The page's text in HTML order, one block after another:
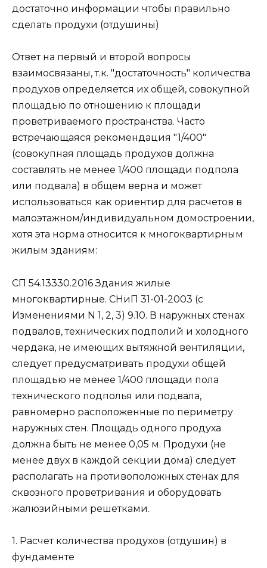
достаточно информации чтобы правильно
сделать продухи (отдушины)
Ответ на первый и второй вопросы
взаимосвязаны, т.к. "достаточность" количества
продухов определяется их общей, совокупной
площадью по отношению к площади
проветриваемого пространства. Часто
встречающаяся рекомендация "1/400"
(совокупная площадь продухов должна
составлять не менее 1/400 площади подпола
или подвала) в общем верна и может
использоваться как ориентир для расчетов в
малоэтажном/индивидуальном домостроении,
хотя эта норма относится к многоквартирным
жилым зданиям:
СП 54.13330.2016 Здания жилые
многоквартирные. СНиП 31-01-2003 (с
Изменениями N 1, 2, 3) 9.10. В наружных стенах
подвалов, технических подполий и холодного
чердака, не имеющих вытяжной вентиляции,
следует предусматривать продухи общей
площадью не менее 1/400 площади пола
технического подполья или подвала,
равномерно расположенные по периметру
наружных стен. Площадь одного продуха
должна быть не менее 0,05 м. Продухи (не
менее двух в каждой секции дома) следует
располагать на противоположных стенах для
сквозного проветривания и оборудовать
жалюзийными решетками.
1. Расчет количества продухов (отдушин) в
фундаменте